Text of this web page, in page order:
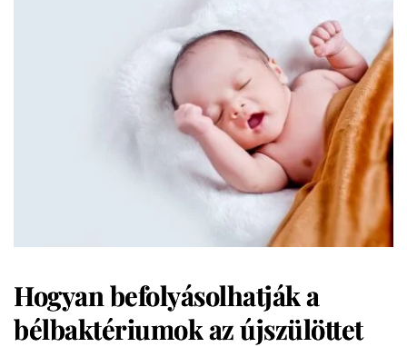
Hogyan befolyásolhatják a
bélbaktériumok az újszülöttet